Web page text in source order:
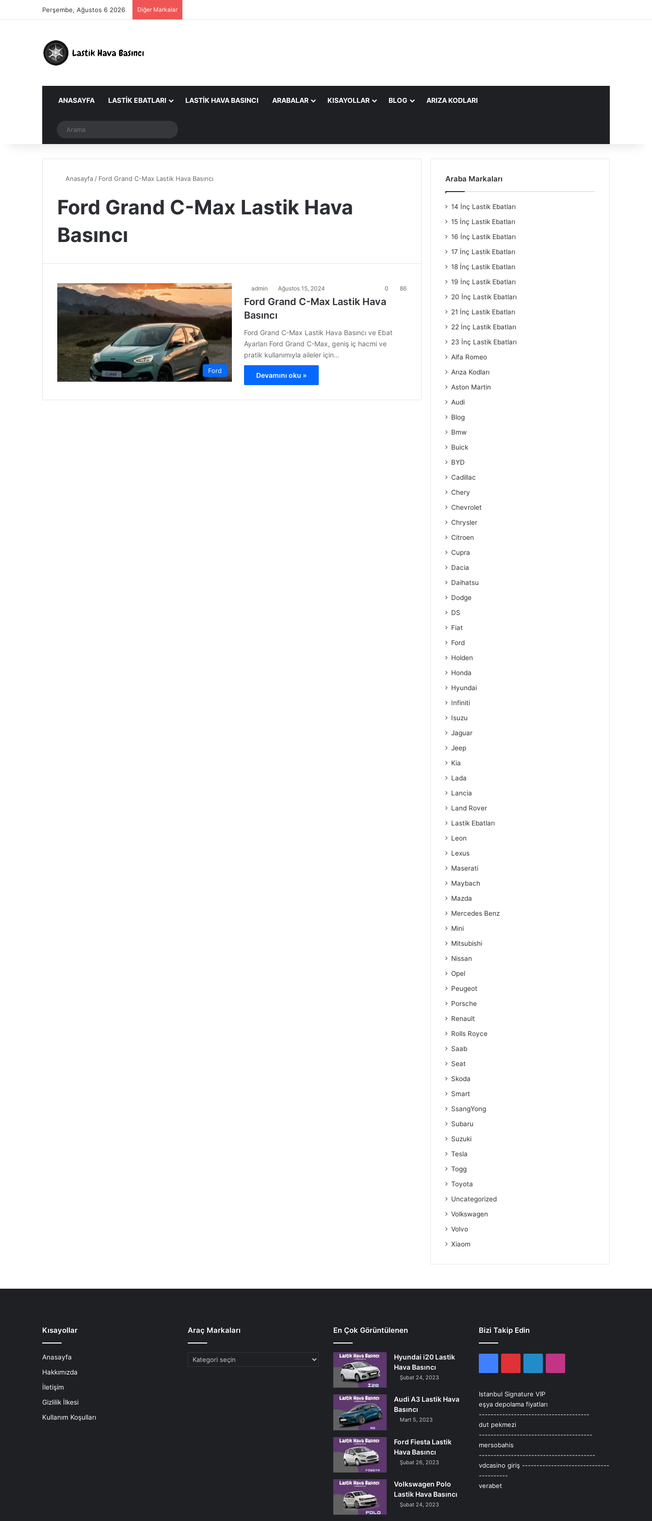
Perşembe, Ağustos 6 2026 Diğer Markalar
ANASAYFA LASTIK EBATLARI LASTIK HAVA BASINCI ARABALAR KISAYOLLAR BLOG ARIZA KODLARI
Dış görünümü değiştir
Anasayfa / Ford Grand C-Max Lastik Hava Basıncı
Ford Grand C-Max Lastik Hava
Basıncı
Ford
admin Ağustos 15, 2024 0 86
Ford Grand C-Max Lastik Hava
Basıncı
Ford Grand C-Max Lastik Hava Basıncı ve Ebat
Ayarları Ford Grand C-Max, geniş iç hacmi ve
pratik kullanımıyla aileler için…
Devamını oku »
Araba Markaları
14 İnç Lastik Ebatları
15 İnç Lastik Ebatları
16 İnç Lastik Ebatları
17 İnç Lastik Ebatları
18 İnç Lastik Ebatları
19 İnç Lastik Ebatları
20 İnç Lastik Ebatları
21 İnç Lastik Ebatları
22 İnç Lastik Ebatları
23 İnç Lastik Ebatları
Alfa Romeo
Arıza Kodları
Aston Martin
Audi
Blog
Bmw
Buick
BYD
Cadillac
Chery
Chevrolet
Chrysler
Citroen
Cupra
Dacia
Daihatsu
Dodge
DS
Fiat
Ford
Holden
Honda
Hyundai
Infiniti
Isuzu
Jaguar
Jeep
Kia
Lada
Lancia
Land Rover
Lastik Ebatları
Leon
Lexus
Maserati
Maybach
Mazda
Mercedes Benz
Mini
Mitsubishi
Nissan
Opel
Peugeot
Porsche
Renault
Rolls Royce
Saab
Seat
Skoda
Smart
SsangYong
Subaru
Suzuki
Tesla
Togg
Toyota
Uncategorized
Volkswagen
Volvo
Xiaom
Kısayollar
Anasayfa
Hakkımızda
İletişim
Gizlilik İlkesi
Kullanım Koşulları
Araç Markaları
Araç
En Çok Görüntülenen
Hyundai i20 Lastik
Hava Basıncı
Şubat 24, 2023
Audi A3 Lastik Hava
Basıncı
Mart 5, 2023
Ford Fiesta Lastik
Hava Basıncı
Şubat 26, 2023
Volkswagen Polo
Lastik Hava Basıncı
Şubat 24, 2023
Bizi Takip Edin
Istanbul Signature VIP
eşya depolama fiyatları
--------------------------------------
dut pekmezi
---------------------------------------
mersobahis
----------------------------------------
vdcasino giriş ------------------------------
----------
verabet